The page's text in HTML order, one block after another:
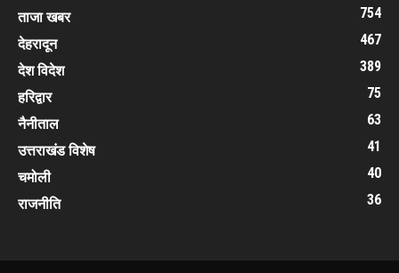
ताजा खबर
754
देहरादून
467
देश विदेश
389
हरिद्वार
75
नैनीताल
63
उत्तराखंड विशेष
41
चमोली
40
राजनीति
36